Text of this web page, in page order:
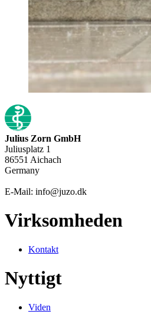
Julius Zorn GmbH
Juliusplatz 1
86551 Aichach
Germany
E-Mail: info@juzo.dk
Virksomheden
Kontakt
Nyttigt
Viden